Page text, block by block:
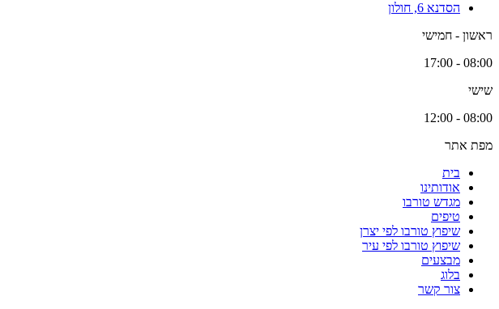
הסדנא 6, חולון
ראשון - חמישי
08:00 - 17:00
שישי
08:00 - 12:00
מפת אתר
בית
אודותינו
מגדש טורבו
טיפים
שיפוץ טורבו לפי יצרן
שיפוץ טורבו לפי עיר
מבצעים
בלוג
צור קשר